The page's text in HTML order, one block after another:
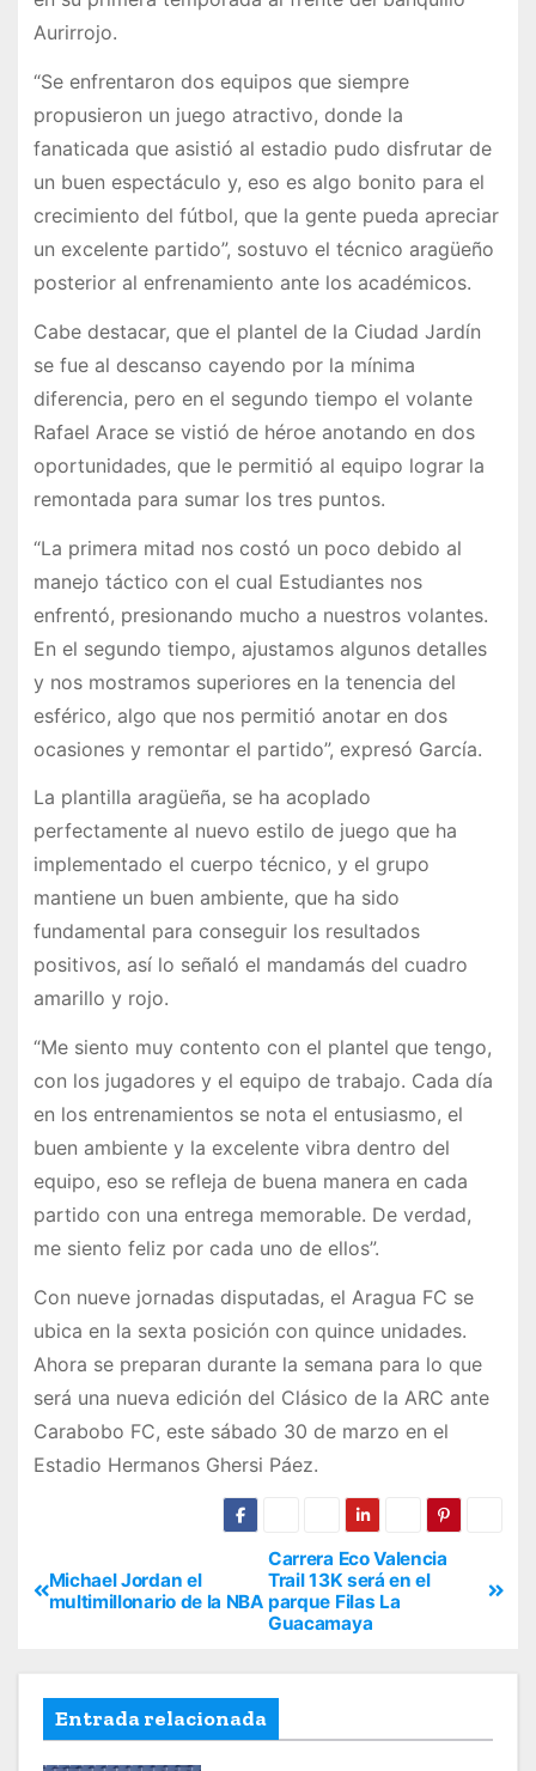
Aurirrojo.
“Se enfrentaron dos equipos que siempre
propusieron un juego atractivo, donde la
fanaticada que asistió al estadio pudo disfrutar de
un buen espectáculo y, eso es algo bonito para el
crecimiento del fútbol, que la gente pueda apreciar
un excelente partido”, sostuvo el técnico aragüeño
posterior al enfrenamiento ante los académicos.
Cabe destacar, que el plantel de la Ciudad Jardín
se fue al descanso cayendo por la mínima
diferencia, pero en el segundo tiempo el volante
Rafael Arace se vistió de héroe anotando en dos
oportunidades, que le permitió al equipo lograr la
remontada para sumar los tres puntos.
“La primera mitad nos costó un poco debido al
manejo táctico con el cual Estudiantes nos
enfrentó, presionando mucho a nuestros volantes.
En el segundo tiempo, ajustamos algunos detalles
y nos mostramos superiores en la tenencia del
esférico, algo que nos permitió anotar en dos
ocasiones y remontar el partido”, expresó García.
La plantilla aragüeña, se ha acoplado
perfectamente al nuevo estilo de juego que ha
implementado el cuerpo técnico, y el grupo
mantiene un buen ambiente, que ha sido
fundamental para conseguir los resultados
positivos, así lo señaló el mandamás del cuadro
amarillo y rojo.
“Me siento muy contento con el plantel que tengo,
con los jugadores y el equipo de trabajo. Cada día
en los entrenamientos se nota el entusiasmo, el
buen ambiente y la excelente vibra dentro del
equipo, eso se refleja de buena manera en cada
partido con una entrega memorable. De verdad,
me siento feliz por cada uno de ellos”.
Con nueve jornadas disputadas, el Aragua FC se
ubica en la sexta posición con quince unidades.
Ahora se preparan durante la semana para lo que
será una nueva edición del Clásico de la ARC ante
Carabobo FC, este sábado 30 de marzo en el
Estadio Hermanos Ghersi Páez.
Carrera Eco Valencia
Trail 13K será en el
parque Filas La
Guacamaya
Michael Jordan el
multimillonario de la NBA
Entrada relacionada